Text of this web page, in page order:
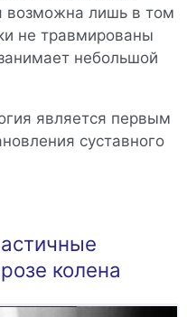
возможна лишь в том
не травмированы
небольшой
является первым
суставного
колена